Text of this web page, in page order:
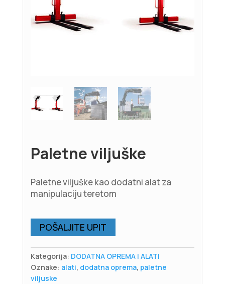
Paletne viljuške
Paletne viljuške kao dodatni alat za
manipulaciju teretom
POŠALJITE UPIT
Kategorija: DODATNA OPREMA I ALATI
Oznake: alati, dodatna oprema, paletne
viljuske